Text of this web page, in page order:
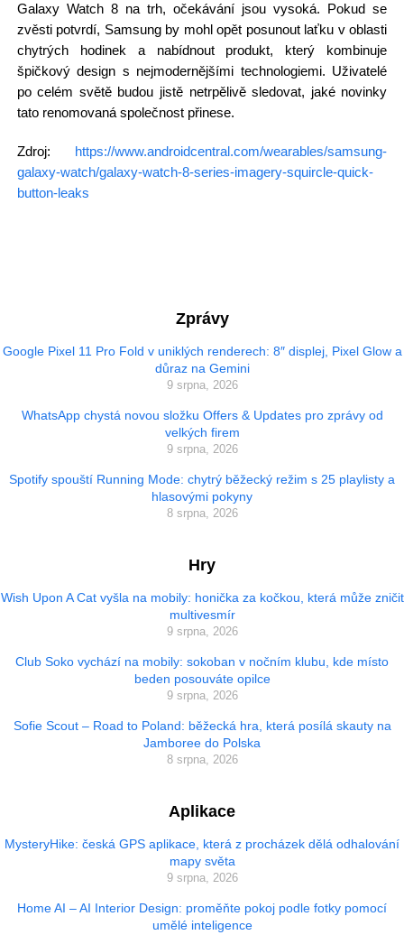
Galaxy Watch 8 na trh, očekávání jsou vysoká. Pokud se
zvěsti potvrdí, Samsung by mohl opět posunout laťku v oblasti
chytrých hodinek a nabídnout produkt, který kombinuje
špičkový design s nejmodernějšími technologiemi. Uživatelé
po celém světě budou jistě netrpělivě sledovat, jaké novinky
tato renomovaná společnost přinese.
Zdroj: https://www.androidcentral.com/wearables/samsung-
galaxy-watch/galaxy-watch-8-series-imagery-squircle-quick-
button-leaks
Zprávy
Google Pixel 11 Pro Fold v uniklých renderech: 8″ displej, Pixel Glow a
důraz na Gemini
9 srpna, 2026
WhatsApp chystá novou složku Offers & Updates pro zprávy od
velkých firem
9 srpna, 2026
Spotify spouští Running Mode: chytrý běžecký režim s 25 playlisty a
hlasovými pokyny
8 srpna, 2026
Hry
Wish Upon A Cat vyšla na mobily: honička za kočkou, která může zničit
multivesmír
9 srpna, 2026
Club Soko vychází na mobily: sokoban v nočním klubu, kde místo
beden posouváte opilce
9 srpna, 2026
Sofie Scout – Road to Poland: běžecká hra, která posílá skauty na
Jamboree do Polska
8 srpna, 2026
Aplikace
MysteryHike: česká GPS aplikace, která z procházek dělá odhalování
mapy světa
9 srpna, 2026
Home AI – AI Interior Design: proměňte pokoj podle fotky pomocí
umělé inteligence